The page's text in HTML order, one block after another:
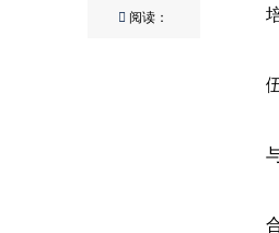
阅读：